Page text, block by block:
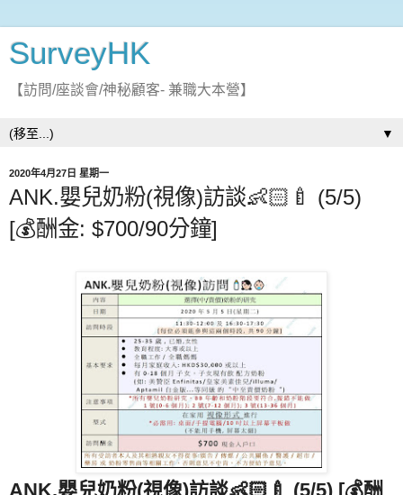
SurveyHK
【訪問/座談會/神秘顧客- 兼職大本營】
▼
2020年4月27日 星期一
ANK.嬰兒奶粉(視像)訪談👶🏻🍼 (5/5)
[💰酬金: $700/90分鐘]
ANK.嬰兒奶粉(視像)訪談👶🏻🍼 (5/5) [💰酬